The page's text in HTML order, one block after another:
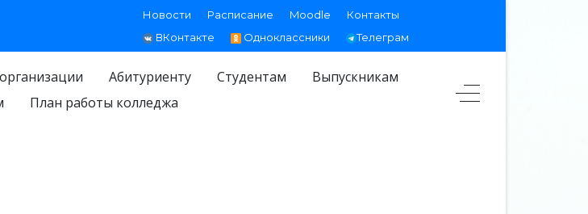
Новости Расписание Moodle
Контакты
ВКонтакте
Одноклассники Телеграм
Абитуриенту Студентам
Выпускникам
План работы колледжа